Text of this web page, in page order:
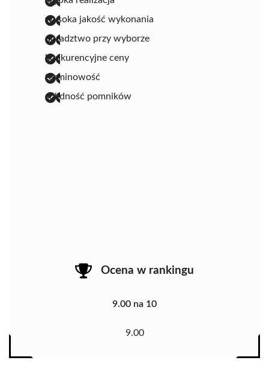
wysoka jakość wykonania
doradztwo przy wyborze
konkurencyjne ceny
terminowość
solidność pomników
Ocena w rankingu
9.00 na 10
9.00